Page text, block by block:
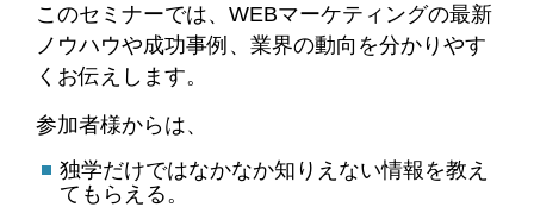
このセミナーでは、WEBマーケティングの最新
ノウハウや成功事例、業界の動向を分かりやす
くお伝えします。
参加者様からは、
独学だけではなかなか知りえない情報を教え
てもらえる。